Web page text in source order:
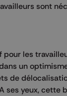
sont
les
un
de
ses yeux, cette